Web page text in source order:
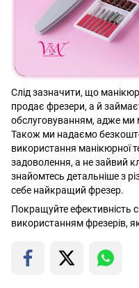
Слід зазначити, що
продає фрезери, а й
обслуговуванням, адже ми
Також ми надаємо
використання манікюрної
задоволення, а не зайвий
знайомтесь детальніше з
себе найкращий фрезер.
Покращуйте ефективність
використанням фрезерів,